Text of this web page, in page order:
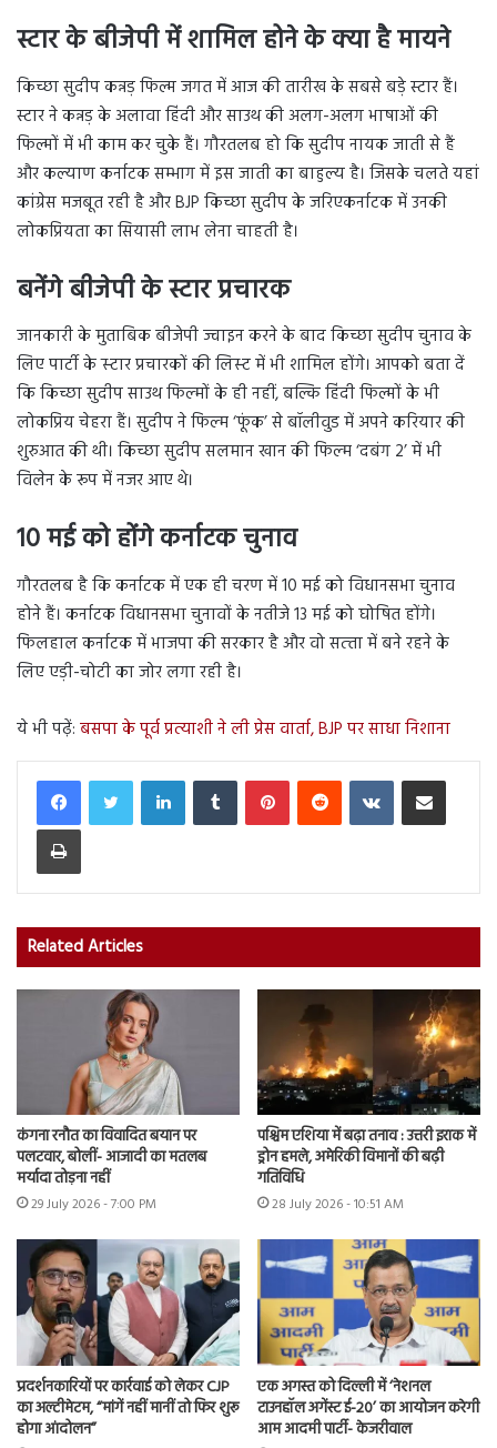
स्टार के बीजेपी में शामिल होने के क्या है मायने
किच्छा सुदीप कन्नड़ फिल्म जगत में आज की तारीख के सबसे बड़े स्टार हैं।
स्टार ने कन्नड़ के अलावा हिंदी और साउथ की अलग-अलग भाषाओं की
फिल्मों में भी काम कर चुके हैं। गौरतलब हो कि सुदीप नायक जाती से हैं
और कल्याण कर्नाटक सम्भाग में इस जाती का बाहुल्य है। जिसके चलते यहां
कांग्रेस मजबूत रही है और BJP किच्छा सुदीप के जरिएकर्नाटक में उनकी
लोकप्रियता का सियासी लाभ लेना चाहती है।
बनेंगे बीजेपी के स्टार प्रचारक
जानकारी के मुताबिक बीजेपी ज्वाइन करने के बाद किच्छा सुदीप चुनाव के
लिए पार्टी के स्‍टार प्रचारकों की लिस्‍ट में भी शामिल होंगे। आपको बता दें
कि किच्‍छा सुदीप साउथ फिल्‍मों के ही नहीं, बल्कि हिंदी फिल्मों के भी
लोकप्रिय चेहरा हैं। सुदीप ने फिल्‍म ‘फूंक’ से बॉलीवुड में अपने करियार की
शुरुआत की थी। किच्छा सुदीप सलमान खान की फिल्‍म ‘दबंग 2’ में भी
विलेन के रूप में नजर आए थे।
10 मई को होंगे कर्नाटक चुनाव
गौरतलब है कि कर्नाटक में एक ही चरण में 10 मई को विधानसभा चुनाव
होने हैं। कर्नाटक विधानसभा चुनावों के नतीजे 13 मई को घोषित होंगे।
फिलहाल कर्नाटक में भाजपा की सरकार है और वो सत्‍ता में बने रहने के
लिए एड़ी-चोटी का जोर लगा रही है।
ये भी पढ़ें: बसपा के पूर्व प्रत्याशी ने ली प्रेस वार्ता, BJP पर साधा निशाना
LinkedInTumblr PinterestReddit VKontakteShare via Email
Print
Related Articles
कंगना रनौत का विवादित बयान पर
पलटवार, बोलीं- आजादी का मतलब
मर्यादा तोड़ना नहीं
29 July 2026 - 7:00 PM
पश्चिम एशिया में बढ़ा तनाव : उत्तरी इराक में
ड्रोन हमले, अमेरिकी विमानों की बढ़ी
गतिविधि
28 July 2026 - 10:51 AM
प्रदर्शनकारियों पर कार्रवाई को लेकर CJP
का अल्टीमेटम, “मांगें नहीं मानीं तो फिर शुरू
होगा आंदोलन”
एक अगस्त को दिल्ली में ‘नेशनल
टाउनहॉल अगेंस्ट ई-20’ का आयोजन करेगी
आम आदमी पार्टी- केजरीवाल